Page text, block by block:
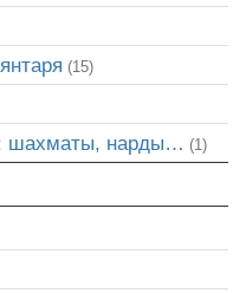
(15)
шахматы, нарды… (1)